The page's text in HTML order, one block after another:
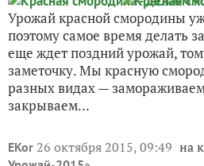
Урожай красной смородины
поэтому самое время делать
еще ждет поздний урожай,
заметочку. Мы красную
разных видах —
закрываем...
EKor 26 октября 2015, 09:49 на